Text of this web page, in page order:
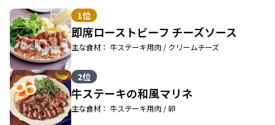
1位
即席ローストビーフ チーズソース
主な食材： 牛ステーキ用肉 / クリームチーズ
2位
牛ステーキの和風マリネ
主な食材： 牛ステーキ用肉 / 卵